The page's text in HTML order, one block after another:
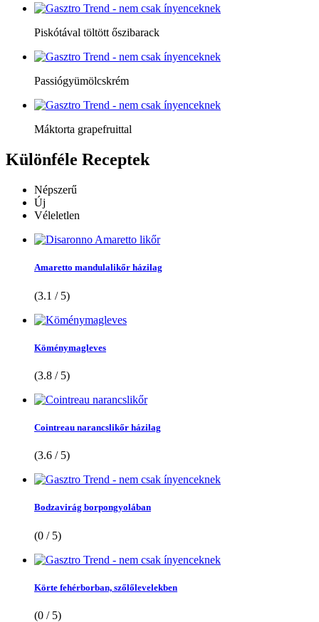
Piskótával töltött őszibarack
Passiógyümölcskrém
Máktorta grapefruittal
Különféle Receptek
Népszerű
Új
Véleletlen
Amaretto mandulalikőr házilag
(3.1 / 5)
Köménymagleves
(3.8 / 5)
Cointreau narancslikőr házilag
(3.6 / 5)
Bodzavirág borpongyolában
(0 / 5)
Körte fehérborban, szőlőlevelekben
(0 / 5)